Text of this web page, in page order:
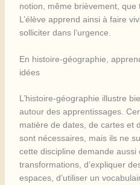
notion, même brièvement, que
L’élève apprend ainsi à faire
solliciter dans l’urgence.
En histoire-géographie,
idées
L’histoire-géographie illustre
autour des apprentissages.
matière de dates, de cartes et
sont nécessaires, mais ils ne
cette discipline demande aussi
transformations, d’expliquer
espaces, d’utiliser un